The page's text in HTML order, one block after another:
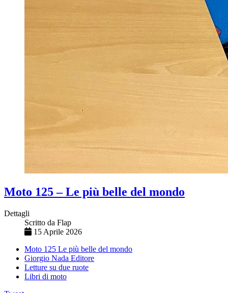
Moto 125 – Le più belle del mondo
Dettagli
Scritto da Flap
15 Aprile 2026
Moto 125 Le più belle del mondo
Giorgio Nada Editore
Letture su due ruote
Libri di moto